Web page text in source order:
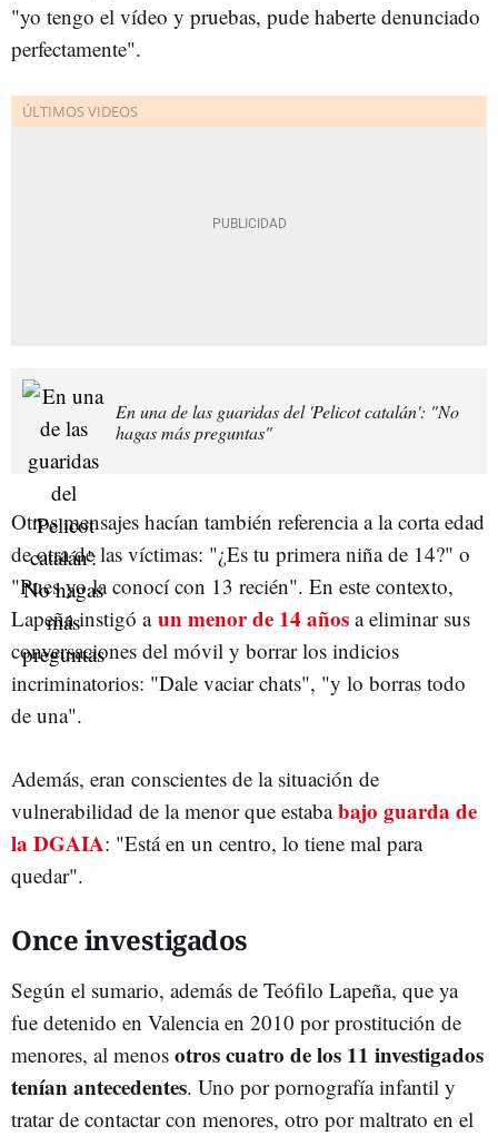
"yo tengo el vídeo y pruebas, pude haberte denunciado
perfectamente".
En una de las guaridas del 'Pelicot catalán': "No
hagas más preguntas"
Otros mensajes hacían también referencia a la corta edad
de otra de las víctimas: "¿Es tu primera niña de 14?" o
"Pues yo la conocí con 13 recién". En este contexto,
Lapeña instigó a un menor de 14 años a eliminar sus
conversaciones del móvil y borrar los indicios
incriminatorios: "Dale vaciar chats", "y lo borras todo
de una".
Además, eran conscientes de la situación de
vulnerabilidad de la menor que estababajo guarda de
la DGAIA: "Está en un centro, lo tiene mal para
quedar".
Once investigados
Según el sumario, además de Teófilo Lapeña, que ya
fue detenido en Valencia en 2010 por prostitución de
menores, al menos otros cuatro de los 11 investigados
tenían antecedentes. Uno por pornografía infantil y
tratar de contactar con menores, otro por maltrato en el